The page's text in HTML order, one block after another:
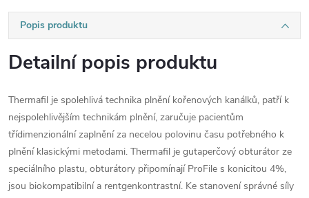
Popis produktu
Detailní popis produktu
Thermafil je spolehlivá technika plnění kořenových kanálků, patří k
nejspolehlivějším technikám plnění, zaručuje pacientům
třídimenzionální zaplnění za necelou polovinu času potřebného k
plnění klasickými metodami. Thermafil je gutaperčový obturátor ze
speciálního plastu, obturátory připomínají ProFile s konicitou 4%,
jsou biokompatibilní a rentgenkontrastní. Ke stanovení správné síly